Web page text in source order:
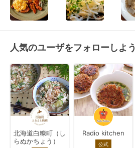
人気のユーザをフォローしよう
北海道白糠町（し
らぬかちょう）
Radio kitchen
公式